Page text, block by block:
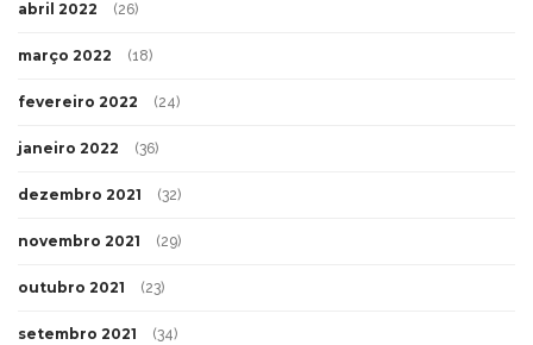
abril 2022 (26)
março 2022 (18)
fevereiro 2022 (24)
janeiro 2022 (36)
dezembro 2021 (32)
novembro 2021 (29)
outubro 2021 (23)
setembro 2021 (34)